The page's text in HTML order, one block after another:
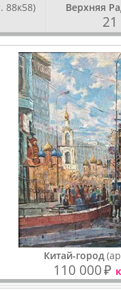
88к58) Верхняя
21
Китай-город
110 000₽